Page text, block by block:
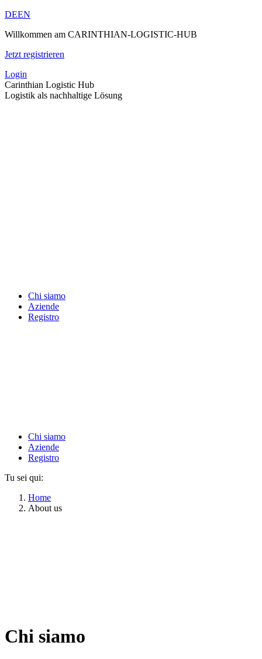
Vai
contenuti
DEEN
Willkommen am CARINTHIAN-LOGISTIC-HUB
Jetzt registrieren
Login
Carinthian Logistic Hub
Logistik als nachhaltige Lösung
Chi siamo
Aziende
Registro
Chi siamo
Aziende
Registro
Tu sei qui:
Home
About us
Chi siamo